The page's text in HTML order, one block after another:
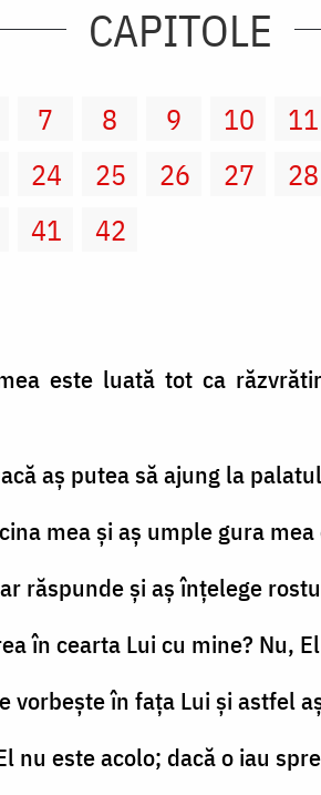
CAPITOLE
7 8 9 10 11
24 25 26 27 28
41 42
este luată tot ca
aş putea să ajung la
mea şi aş umple gura
răspunde şi aş înţelege
în cearta Lui cu mine? Nu,
vorbeşte în fața Lui şi astfel
nu este acolo; dacă o iau